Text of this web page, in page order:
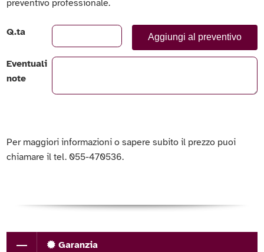
preventivo professionale.
Q.ta Aggiungi al preventivo
Eventuali
note
Per maggiori informazioni o sapere subito il prezzo puoi
chiamare il tel. 055-470536.
Garanzia